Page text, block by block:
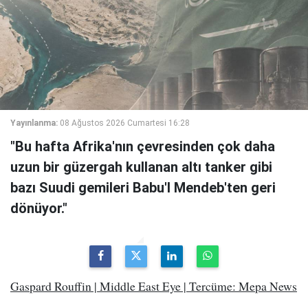
Yayınlanma: 08 Ağustos 2026 Cumartesi 16:28
"Bu hafta Afrika'nın çevresinden çok daha
uzun bir güzergah kullanan altı tanker gibi
bazı Suudi gemileri Babu'l Mendeb'ten geri
dönüyor."
Gaspard Rouffin | Middle East Eye | Tercüme: Mepa News